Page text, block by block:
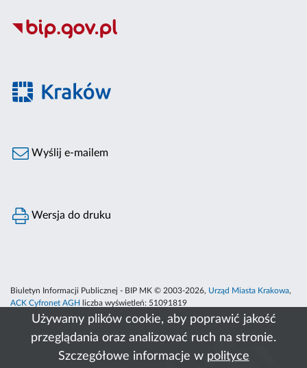
Używamy plików cookie, aby poprawić jakość
przeglądania oraz analizować ruch na stronie.
Szczegółowe informacje w polityce
Wyślij e-mailem
Wersja do druku
Biuletyn Informacji Publicznej - BIP MK © 2003-2026, Urząd Miasta Krakowa,
ACK Cyfronet AGH
liczba wyświetleń: 51091819